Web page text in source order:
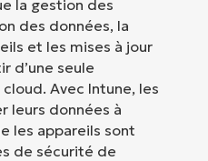
la gestion des
des données, la
et les mises à jour
d’une seule
Avec Intune, les
leurs données à
les appareils sont
de sécurité de